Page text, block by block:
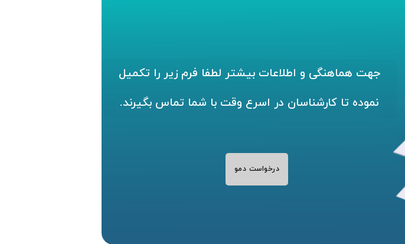
جهت هماهنگی و اطلاعات بیشتر لطفا فرم زیر را تکمیل
نموده تا کارشناسان در اسرع وقت با شما تماس بگیرند.
درخواست دمو